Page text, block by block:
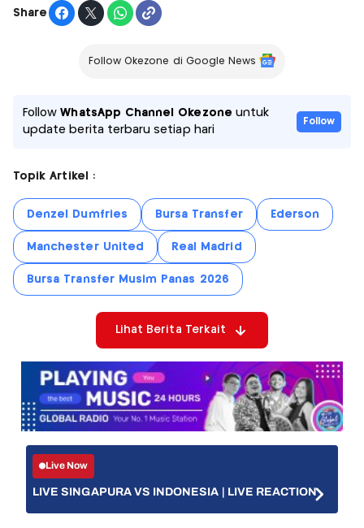
Share
Follow Okezone di Google News
FollowWhatsApp Channel Okezone untuk
update berita terbaru setiap hari
Follow
Topik Artikel :
Denzel Dumfries Bursa Transfer Ederson
Manchester United Real Madrid
Bursa Transfer Musim Panas 2026
Lihat Berita Terkait
Live Now
LIVE SINGAPURA VS INDONESIA | LIVE REACTION